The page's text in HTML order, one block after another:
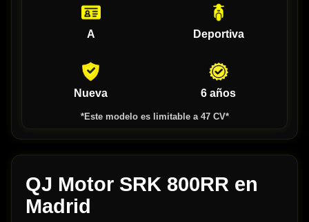
A Deportiva
Nueva 6 años
*Este modelo es limitable a 47 CV*
QJ Motor SRK 800RR en
Madrid